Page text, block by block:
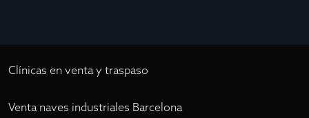
Clínicas en venta y traspaso
Venta naves industriales Barcelona